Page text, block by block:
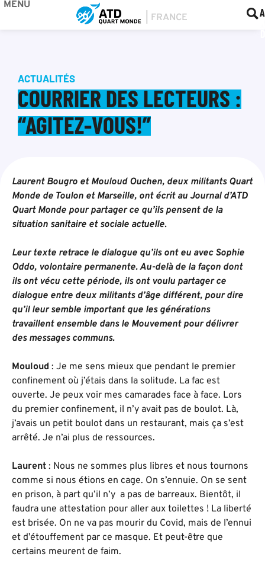
MENU
ACTUALITÉS
COURRIER DES LECTEURS :
“AGITEZ-VOUS!”
Laurent Bougro et Mouloud Ouchen, deux militants Quart
Monde de Toulon et Marseille, ont écrit au Journal d’ATD
Quart Monde pour partager ce qu’ils pensent de la
situation sanitaire et sociale actuelle.
Leur texte retrace le dialogue qu’ils ont eu avec Sophie
Oddo, volontaire permanente. Au-delà de la façon dont
ils ont vécu cette période, ils ont voulu partager ce
dialogue entre deux militants d’âge différent, pour dire
qu’il leur semble important que les générations
travaillent ensemble dans le Mouvement pour délivrer
des messages communs.
Mouloud : Je me sens mieux que pendant le premier
confinement où j’étais dans la solitude. La fac est
ouverte. Je peux voir mes camarades face à face. Lors
du premier confinement, il n’y avait pas de boulot. Là,
j’avais un petit boulot dans un restaurant, mais ça s’est
arrêté. Je n’ai plus de ressources.
Laurent : Nous ne sommes plus libres et nous tournons
comme si nous étions en cage. On s’ennuie. On se sent
en prison, à part qu’il n’y a pas de barreaux. Bientôt, il
faudra une attestation pour aller aux toilettes ! La liberté
est brisée. On ne va pas mourir du Covid, mais de l’ennui
et d’étouffement par ce masque. Et peut-être que
certains meurent de faim.